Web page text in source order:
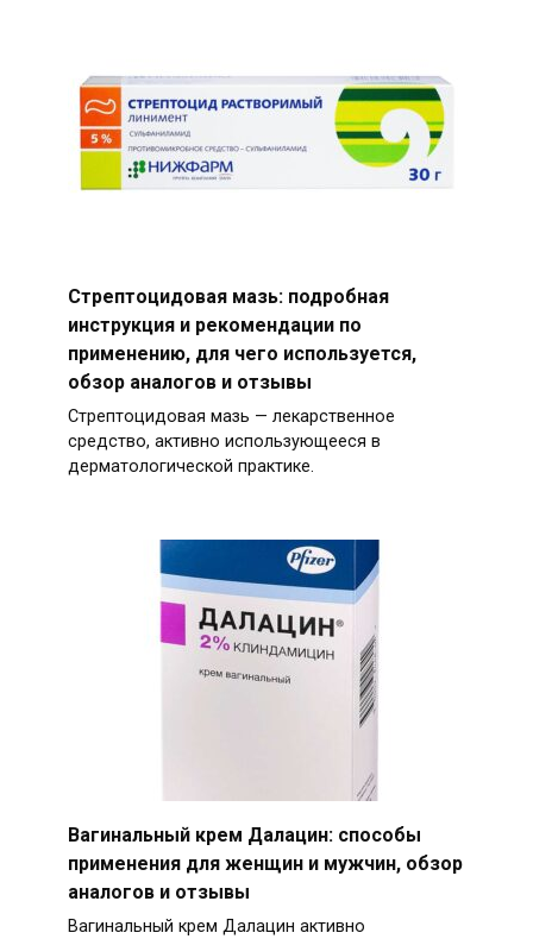
Стрептоцидовая мазь: подробная
инструкция и рекомендации по
применению, для чего используется,
обзор аналогов и отзывы
Стрептоцидовая мазь — лекарственное
средство, активно использующееся в
дерматологической практике.
Вагинальный крем Далацин: способы
применения для женщин и мужчин, обзор
аналогов и отзывы
Вагинальный крем Далацин активно